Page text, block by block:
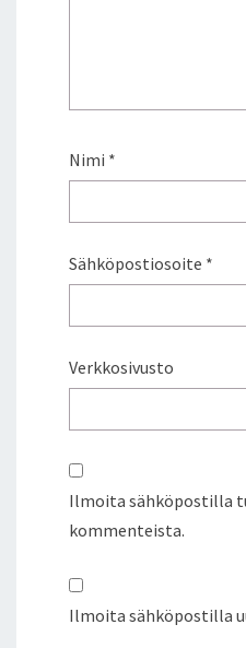
Nimi *
Sähköpostiosoite *
Verkkosivusto
Ilmoita sähköpostilla
kommenteista.
Ilmoita sähköpostilla